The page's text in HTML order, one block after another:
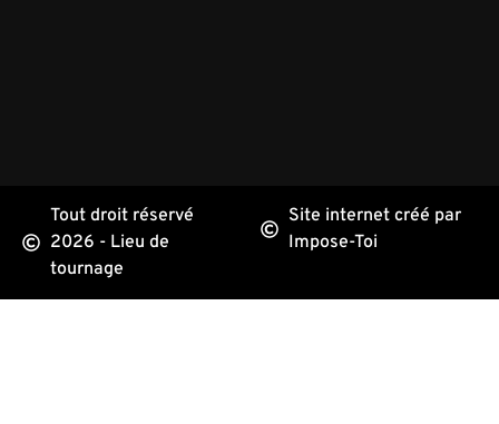
Tout droit réservé
2026 - Lieu de
tournage
Site internet créé par
Impose-Toi